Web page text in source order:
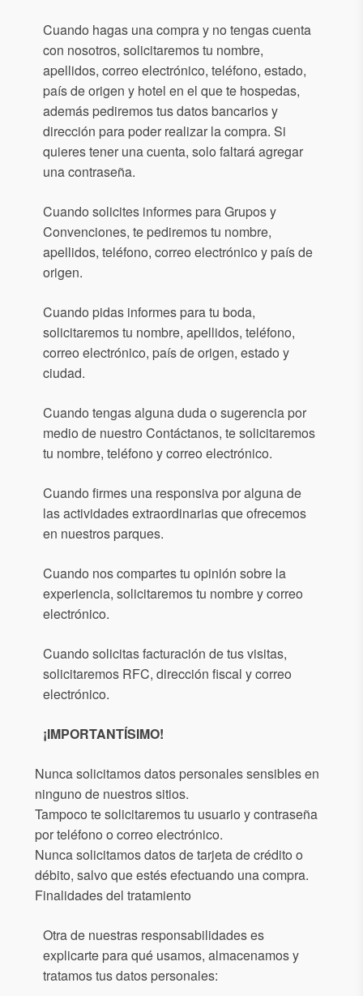
Cuando hagas una compra y no tengas cuenta
con nosotros, solicitaremos tu nombre,
apellidos, correo electrónico, teléfono, estado,
país de origen y hotel en el que te hospedas,
además pediremos tus datos bancarios y
dirección para poder realizar la compra. Si
quieres tener una cuenta, solo faltará agregar
una contraseña.
Cuando solicites informes para Grupos y
Convenciones, te pediremos tu nombre,
apellidos, teléfono, correo electrónico y país de
origen.
Cuando pidas informes para tu boda,
solicitaremos tu nombre, apellidos, teléfono,
correo electrónico, país de origen, estado y
ciudad.
Cuando tengas alguna duda o sugerencia por
medio de nuestro Contáctanos, te solicitaremos
tu nombre, teléfono y correo electrónico.
Cuando firmes una responsiva por alguna de
las actividades extraordinarias que ofrecemos
en nuestros parques.
Cuando nos compartes tu opinión sobre la
experiencia, solicitaremos tu nombre y correo
electrónico.
Cuando solicitas facturación de tus visitas,
solicitaremos RFC, dirección fiscal y correo
electrónico.
¡IMPORTANTÍSIMO!
Nunca solicitamos datos personales sensibles en
ninguno de nuestros sitios.
Tampoco te solicitaremos tu usuario y contraseña
por teléfono o correo electrónico.
Nunca solicitamos datos de tarjeta de crédito o
débito, salvo que estés efectuando una compra.
Finalidades del tratamiento
Otra de nuestras responsabilidades es
explicarte para qué usamos, almacenamos y
tratamos tus datos personales: